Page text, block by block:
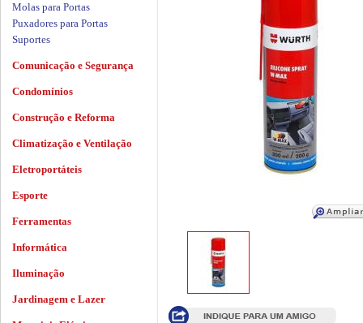
Molas para Portas
Puxadores para Portas
Suportes
Comunicação e Segurança
Condomínios
Construção e Reforma
Climatização e Ventilação
Eletroportáteis
Esporte
Ferramentas
Informática
Iluminação
Jardinagem e Lazer